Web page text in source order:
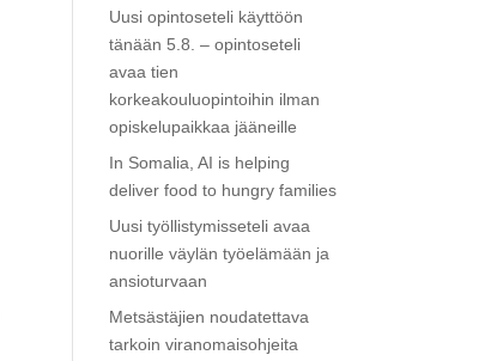
Uusi opintoseteli käyttöön
tänään 5.8. – opintoseteli
avaa tien
korkeakouluopintoihin ilman
opiskelupaikkaa jääneille
In Somalia, AI is helping
deliver food to hungry families
Uusi työllistymisseteli avaa
nuorille väylän työelämään ja
ansioturvaan
Metsästäjien noudatettava
tarkoin viranomaisohjeita